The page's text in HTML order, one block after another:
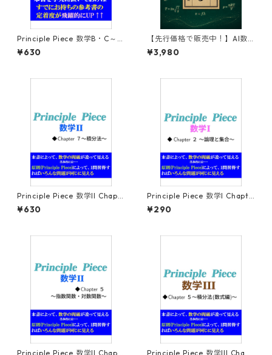
Principle Piece 数学B・C～原
則(Principle Piece)のみ～
¥630
【先行価格で販売中！】AI数
学教材作成セット
¥3,980
Principle Piece 数学II Chapt
er7～積分法～
¥630
Principle Piece 数学I Chapte
r2～論理と集合～
¥290
Principle Piece 数学II Chapt Principle Piece 数学III Chapt